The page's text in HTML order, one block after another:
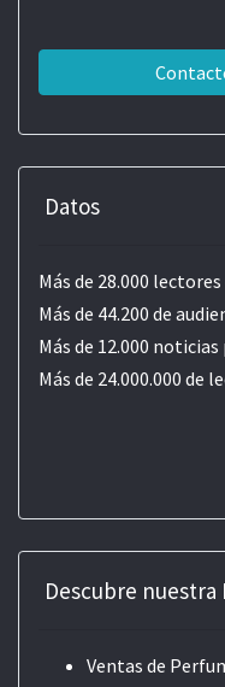
Datos
Más de 28.000
Más de 44.200 de
Más de 12.000
Más de 24.000.000 de
Descubre nuestra
Ventas de